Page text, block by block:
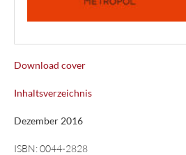
Download cover
Inhaltsverzeichnis
Dezember 2016
ISBN:0044-2828